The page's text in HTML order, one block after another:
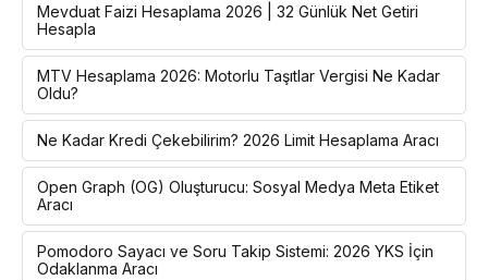
Mevduat Faizi Hesaplama 2026 | 32 Günlük Net Getiri
Hesapla
MTV Hesaplama 2026: Motorlu Taşıtlar Vergisi Ne Kadar
Oldu?
Ne Kadar Kredi Çekebilirim? 2026 Limit Hesaplama Aracı
Open Graph (OG) Oluşturucu: Sosyal Medya Meta Etiket
Aracı
Pomodoro Sayacı ve Soru Takip Sistemi: 2026 YKS İçin
Odaklanma Aracı